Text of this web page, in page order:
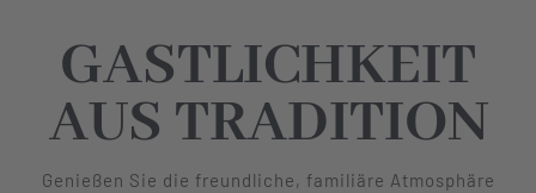
GASTLICHKEIT
AUS TRADITION
Genießen Sie die freundliche, familiäre Atmosphäre